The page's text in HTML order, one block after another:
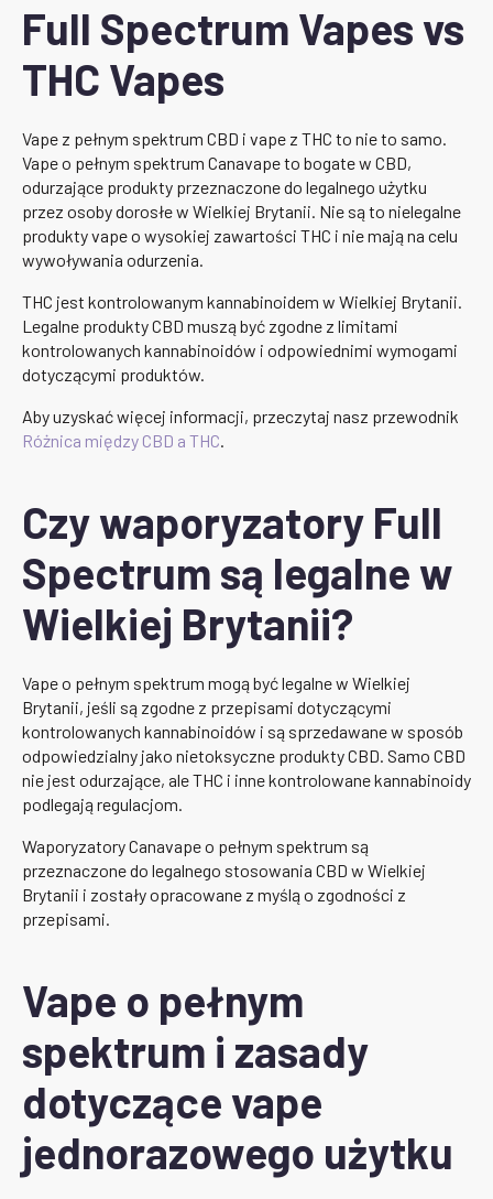
Full Spectrum Vapes vs
THC Vapes
Vape z pełnym spektrum CBD i vape z THC to nie to samo.
Vape o pełnym spektrum Canavape to bogate w CBD,
odurzające produkty przeznaczone do legalnego użytku
przez osoby dorosłe w Wielkiej Brytanii. Nie są to nielegalne
produkty vape o wysokiej zawartości THC i nie mają na celu
wywoływania odurzenia.
THC jest kontrolowanym kannabinoidem w Wielkiej Brytanii.
Legalne produkty CBD muszą być zgodne z limitami
kontrolowanych kannabinoidów i odpowiednimi wymogami
dotyczącymi produktów.
Aby uzyskać więcej informacji, przeczytaj nasz przewodnik
Różnica między CBD a THC.
Czy waporyzatory Full
Spectrum są legalne w
Wielkiej Brytanii?
Vape o pełnym spektrum mogą być legalne w Wielkiej
Brytanii, jeśli są zgodne z przepisami dotyczącymi
kontrolowanych kannabinoidów i są sprzedawane w sposób
odpowiedzialny jako nietoksyczne produkty CBD. Samo CBD
nie jest odurzające, ale THC i inne kontrolowane kannabinoidy
podlegają regulacjom.
Waporyzatory Canavape o pełnym spektrum są
przeznaczone do legalnego stosowania CBD w Wielkiej
Brytanii i zostały opracowane z myślą o zgodności z
przepisami.
Vape o pełnym
spektrum i zasady
dotyczące vape
jednorazowego użytku